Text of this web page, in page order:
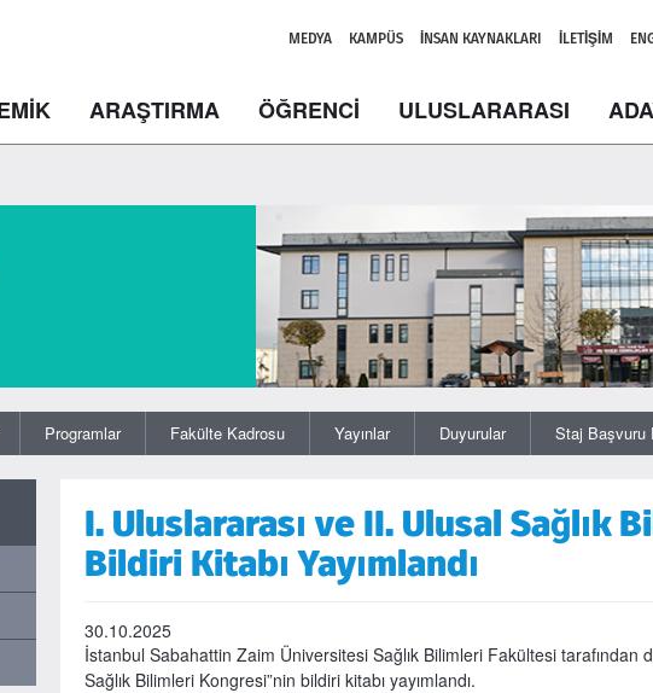
MEDYA KAMPÜS İNSAN KAYNAKLARI İLETIŞIM
ARAŞTIRMA ÖĞRENCİ ULUSLARARASI
Programlar Fakülte Kadrosu Yayınlar Duyurular Staj Başvuru
I. Uluslararası ve II. Ulusal Sağlık
Bildiri Kitabı Yayımlandı
30.10.2025
İstanbul Sabahattin Zaim Üniversitesi Sağlık Bilimleri Fakültesi tarafından
Sağlık Bilimleri Kongresi”nin bildiri kitabı yayımlandı.